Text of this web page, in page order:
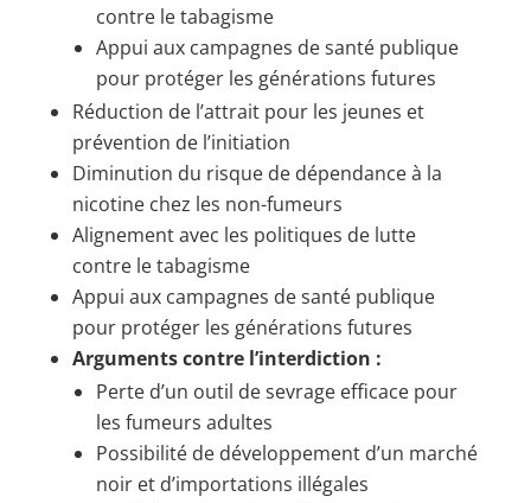
contre le tabagisme
Appui aux campagnes de santé publique
pour protéger les générations futures
Réduction de l’attrait pour les jeunes et
prévention de l’initiation
Diminution du risque de dépendance à la
nicotine chez les non-fumeurs
Alignement avec les politiques de lutte
contre le tabagisme
Appui aux campagnes de santé publique
pour protéger les générations futures
Arguments contre l’interdiction :
Perte d’un outil de sevrage efficace pour
les fumeurs adultes
Possibilité de développement d’un marché
noir et d’importations illégales